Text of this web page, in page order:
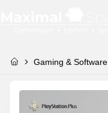
Gaming & Software